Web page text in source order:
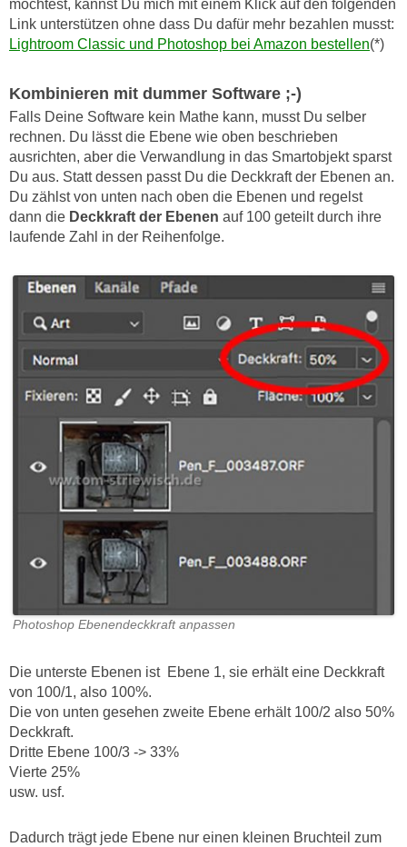
möchtest, kannst Du mich mit einem Klick auf den folgenden
Link unterstützen ohne dass Du dafür mehr bezahlen musst:
Lightroom Classic und Photoshop bei Amazon bestellen(*)
Kombinieren mit dummer Software ;-)
Falls Deine Software kein Mathe kann, musst Du selber
rechnen. Du lässt die Ebene wie oben beschrieben
ausrichten, aber die Verwandlung in das Smartobjekt sparst
Du aus. Statt dessen passt Du die Deckkraft der Ebenen an.
Du zählst von unten nach oben die Ebenen und regelst
dann die Deckkraft der Ebenen auf 100 geteilt durch ihre
laufende Zahl in der Reihenfolge.
Photoshop Ebenendeckkraft anpassen
Die unterste Ebenen ist Ebene 1, sie erhält eine Deckkraft
von 100/1, also 100%.
Die von unten gesehen zweite Ebene erhält 100/2 also 50%
Deckkraft.
Dritte Ebene 100/3 -> 33%
Vierte 25%
usw. usf.
Dadurch trägt jede Ebene nur einen kleinen Bruchteil zum